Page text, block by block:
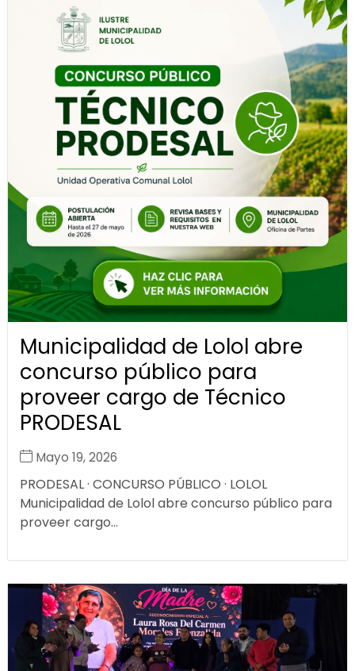
Municipalidad de Lolol abre
concurso público para
proveer cargo de Técnico
PRODESAL
Mayo 19, 2026
PRODESAL · CONCURSO PÚBLICO · LOLOL
Municipalidad de Lolol abre concurso público para
proveer cargo...